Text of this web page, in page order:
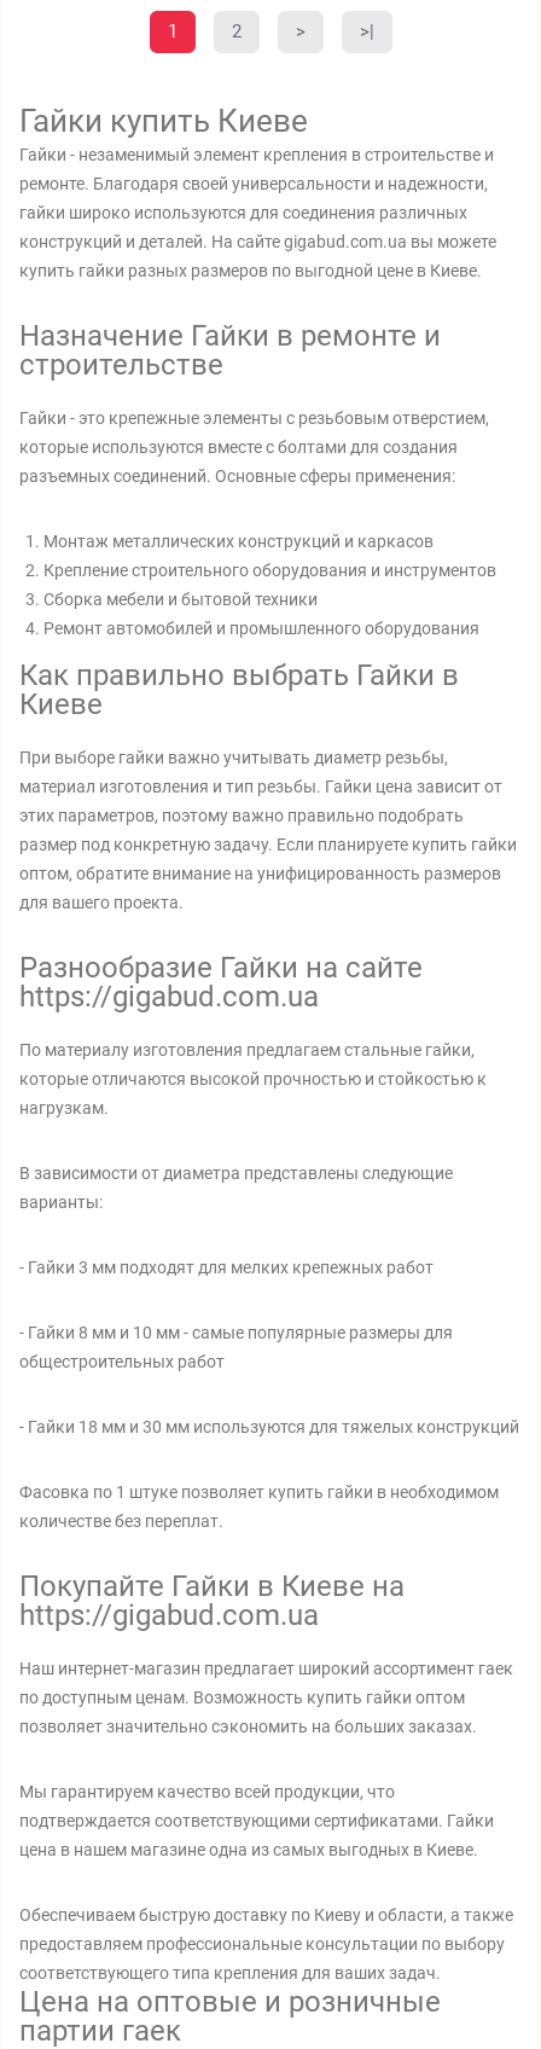
1 2 > >|
Гайки купить Киеве
Гайки - незаменимый элемент крепления в строительстве и
ремонте. Благодаря своей универсальности и надежности,
гайки широко используются для соединения различных
конструкций и деталей. На сайте gigabud.com.ua вы можете
купить гайки разных размеров по выгодной цене в Киеве.
Назначение Гайки в ремонте и
строительстве
Гайки - это крепежные элементы с резьбовым отверстием,
которые используются вместе с болтами для создания
разъемных соединений. Основные сферы применения:
Монтаж металлических конструкций и каркасов
Крепление строительного оборудования и инструментов
Сборка мебели и бытовой техники
Ремонт автомобилей и промышленного оборудования
Как правильно выбрать Гайки в
Киеве
При выборе гайки важно учитывать диаметр резьбы,
материал изготовления и тип резьбы. Гайки цена зависит от
этих параметров, поэтому важно правильно подобрать
размер под конкретную задачу. Если планируете купить гайки
оптом, обратите внимание на унифицированность размеров
для вашего проекта.
Разнообразие Гайки на сайте
https://gigabud.com.ua
По материалу изготовления предлагаем стальные гайки,
которые отличаются высокой прочностью и стойкостью к
нагрузкам.
В зависимости от диаметра представлены следующие
варианты:
- Гайки 3 мм подходят для мелких крепежных работ
- Гайки 8 мм и 10 мм - самые популярные размеры для
общестроительных работ
- Гайки 18 мм и 30 мм используются для тяжелых конструкций
Фасовка по 1 штуке позволяет купить гайки в необходимом
количестве без переплат.
Покупайте Гайки в Киеве на
https://gigabud.com.ua
Наш интернет-магазин предлагает широкий ассортимент гаек
по доступным ценам. Возможность купить гайки оптом
позволяет значительно сэкономить на больших заказах.
Мы гарантируем качество всей продукции, что
подтверждается соответствующими сертификатами. Гайки
цена в нашем магазине одна из самых выгодных в Киеве.
Обеспечиваем быструю доставку по Киеву и области, а также
предоставляем профессиональные консультации по выбору
соответствующего типа крепления для ваших задач.
Цена на оптовые и розничные
партии гаек